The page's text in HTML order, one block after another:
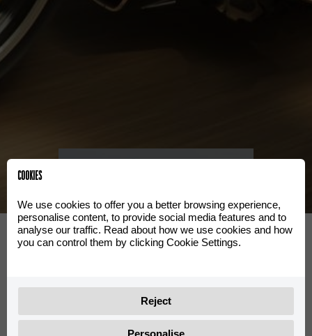
Travel
ᲘᲮᲘᲚᲔᲗ
COOKIES
We use cookies to offer you a better browsing experience,
personalise content, to provide social media features and to
analyse our traffic. Read about how we use cookies and how
you can control them by clicking Cookie Settings.
Reject
Personalise